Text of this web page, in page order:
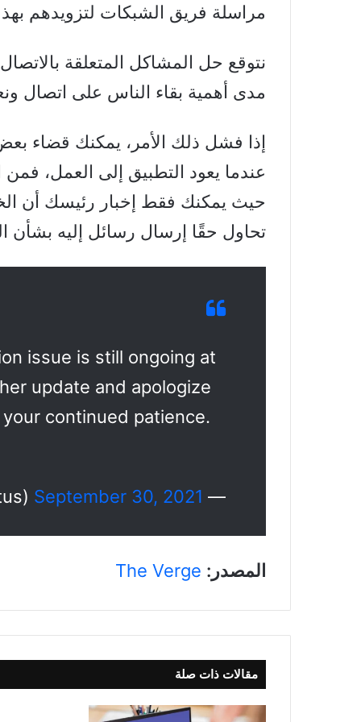
مراسلة فريق الشبكات لتزويدهم
مدى أهمية بقاء الناس على اتصال
إذا فشل ذلك الأمر، يمكنك قضاء
عندما يعود التطبيق إلى العمل،
حيث يمكنك فقط إخبار رئيسك أن
تحاول حقًا إرسال رسائل إليه بشأن
issue is still ongoing at
update and apologize
continued patience.
— Slack Status (@SlackStatus)
September 30, 2021
المصدر: The Verge
مقالات ذات صلة